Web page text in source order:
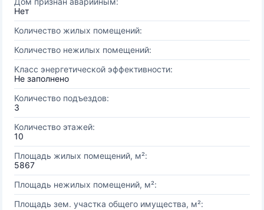
Нет
Количество жилых помещений:
Количество нежилых помещений:
Класс энергетической эффективности:
Не заполнено
Количество подъездов:
3
Количество этажей:
10
Площадь жилых помещений, м²:
5867
Площадь нежилых помещений, м²:
Площадь зем. участка общего имущества, м²: